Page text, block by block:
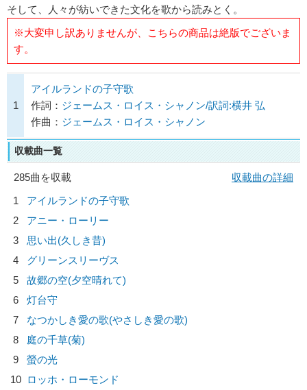
そして、人々が紡いできた文化を歌から読みとく。
※大変申し訳ありませんが、こちらの商品は絶版でございま
す。
1
アイルランドの子守歌
作詞： ジェームス・ロイス・シャノン/訳詞:横井 弘
作曲： ジェームス・ロイス・シャノン
収載曲一覧
285曲を収載
収載曲の詳細
1
アイルランドの子守歌
2
アニー・ローリー
3
思い出(久しき昔)
4
グリーンスリーヴス
5
故郷の空(夕空晴れて)
6
灯台守
7
なつかしき愛の歌(やさしき愛の歌)
8
庭の千草(菊)
9
螢の光
10 ロッホ・ローモンド